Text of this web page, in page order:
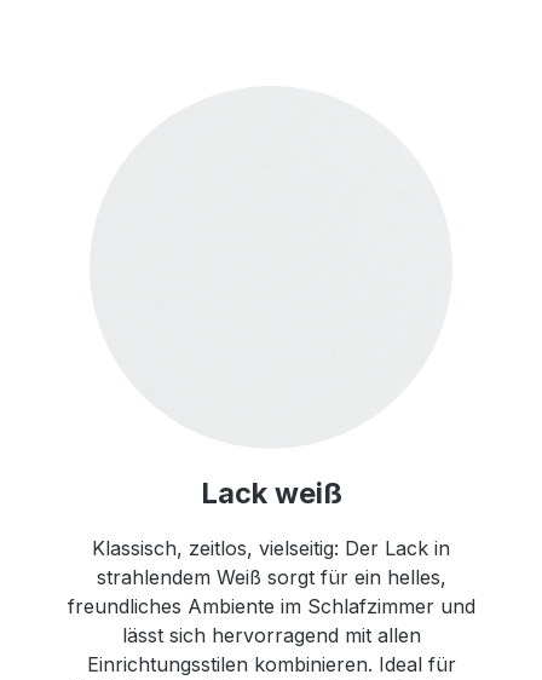
Lack weiß
Klassisch, zeitlos, vielseitig: Der Lack in
strahlendem Weiß sorgt für ein helles,
freundliches Ambiente im Schlafzimmer und
lässt sich hervorragend mit allen
Einrichtungsstilen kombinieren. Ideal für